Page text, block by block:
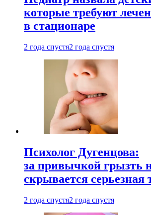
которые требуют
в стационаре
2 года спустя2 года спустя
Психолог Дугенцова:
за привычкой грызть
скрывается серьезная
2 года спустя2 года спустя